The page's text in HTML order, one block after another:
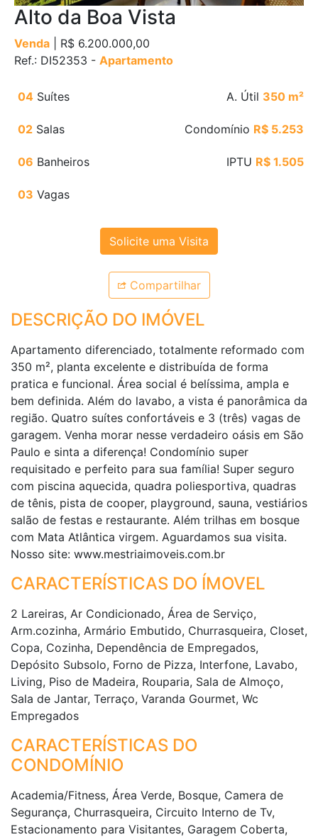
Alto da Boa Vista
Venda | R$ 6.200.000,00
Ref.: DI52353 - Apartamento
04 Suítes
02 Salas
06 Banheiros
03 Vagas
A. Útil 350 m²
Condomínio R$ 5.253
IPTU R$ 1.505
Solicite uma Visita
Compartilhar
DESCRIÇÃO DO IMÓVEL
Apartamento diferenciado, totalmente reformado com
350 m², planta excelente e distribuída de forma
pratica e funcional. Área social é belíssima, ampla e
bem definida. Além do lavabo, a vista é panorâmica da
região. Quatro suítes confortáveis e 3 (três) vagas de
garagem. Venha morar nesse verdadeiro oásis em São
Paulo e sinta a diferença! Condomínio super
requisitado e perfeito para sua família! Super seguro
com piscina aquecida, quadra poliesportiva, quadras
de tênis, pista de cooper, playground, sauna, vestiários
salão de festas e restaurante. Além trilhas em bosque
com Mata Atlântica virgem. Aguardamos sua visita.
Nosso site: www.mestriaimoveis.com.br
CARACTERÍSTICAS DO ÍMOVEL
2 Lareiras, Ar Condicionado, Área de Serviço,
Arm.cozinha, Armário Embutido, Churrasqueira, Closet,
Copa, Cozinha, Dependência de Empregados,
Depósito Subsolo, Forno de Pizza, Interfone, Lavabo,
Living, Piso de Madeira, Rouparia, Sala de Almoço,
Sala de Jantar, Terraço, Varanda Gourmet, Wc
Empregados
CARACTERÍSTICAS DO
CONDOMÍNIO
Academia/Fitness, Área Verde, Bosque, Camera de
Segurança, Churrasqueira, Circuito Interno de Tv,
Estacionamento para Visitantes, Garagem Coberta,